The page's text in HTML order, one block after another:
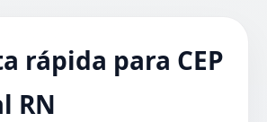
rápida para CEP
RN